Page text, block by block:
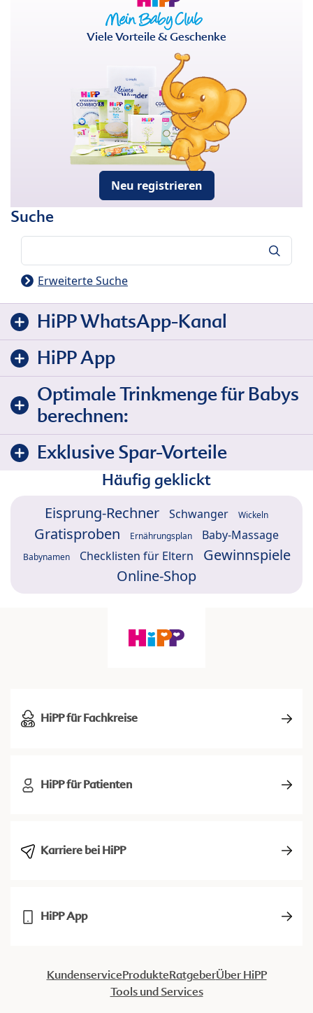
Viele Vorteile & Geschenke
Neu registrieren
Suche
Erweiterte Suche
HiPP WhatsApp-Kanal
HiPP App
Optimale Trinkmenge für Babys
berechnen:
Exklusive Spar-Vorteile
Häufig geklickt
Eisprung-Rechner Schwanger Wickeln
Gratisproben Ernährungsplan Baby-Massage
Babynamen Checklisten für Eltern
Gewinnspiele
Online-Shop
HiPP für Fachkreise
HiPP für Patienten
Karriere bei HiPP
HiPP App
KundenserviceProdukteRatgeberÜber HiPP
Tools und Services